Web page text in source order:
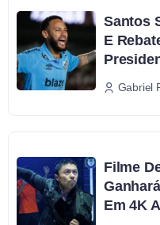
Santos
E
Gabriel
Filme
Em 4K